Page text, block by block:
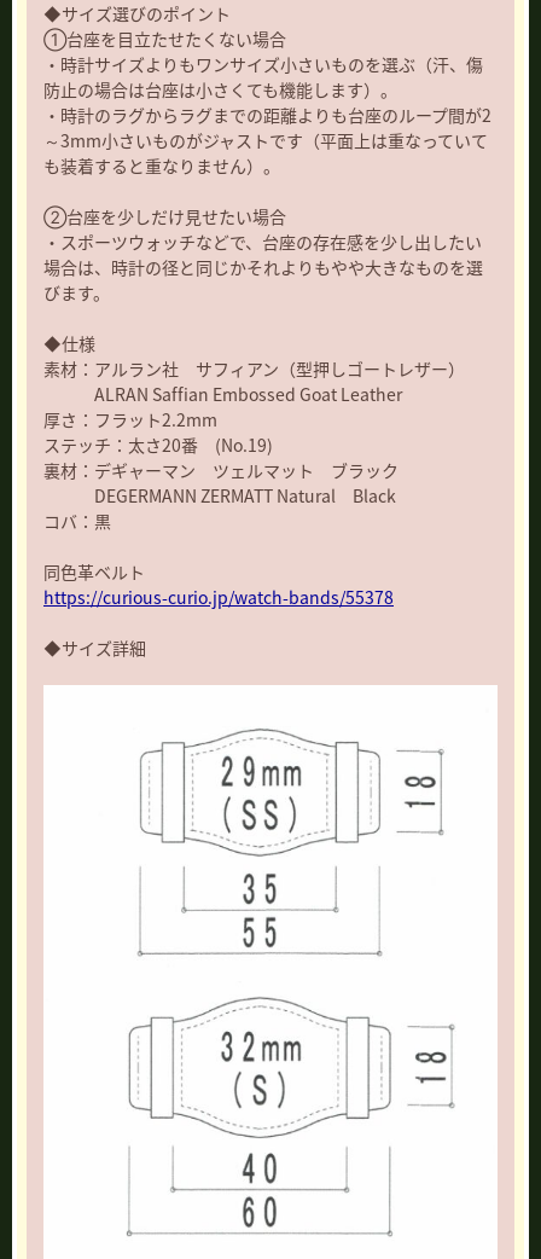
◆サイズ選びのポイント
①台座を目立たせたくない場合
・時計サイズよりもワンサイズ小さいものを選ぶ（汗、傷
防止の場合は台座は小さくても機能します）。
・時計のラグからラグまでの距離よりも台座のループ間が2
～3mm小さいものがジャストです（平面上は重なっていて
も装着すると重なりません）。
②台座を少しだけ見せたい場合
・スポーツウォッチなどで、台座の存在感を少し出したい
場合は、時計の径と同じかそれよりもやや大きなものを選
びます。
◆仕様
素材：アルラン社 サフィアン（型押しゴートレザー）
ALRAN Saffian Embossed Goat Leather
厚さ：フラット2.2mm
ステッチ：太さ20番 (No.19)
裏材：デギャーマン ツェルマット ブラック
DEGERMANN ZERMATT Natural Black
コバ：黒
同色革ベルト
https://curious-curio.jp/watch-bands/55378
◆サイズ詳細